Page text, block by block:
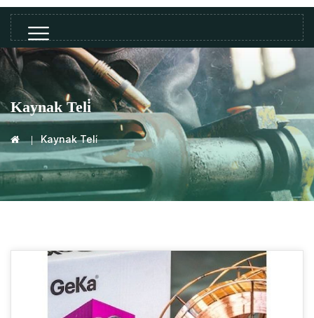
Kaynak Teli̇
Kaynak Teli̇